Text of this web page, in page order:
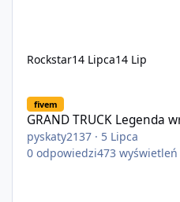
Rockstar14 Lipca14 Lip
fivem
GRAND TRUCK Legenda
pyskaty2137 · 5 Lipca
0 odpowiedzi473 wyświetleń